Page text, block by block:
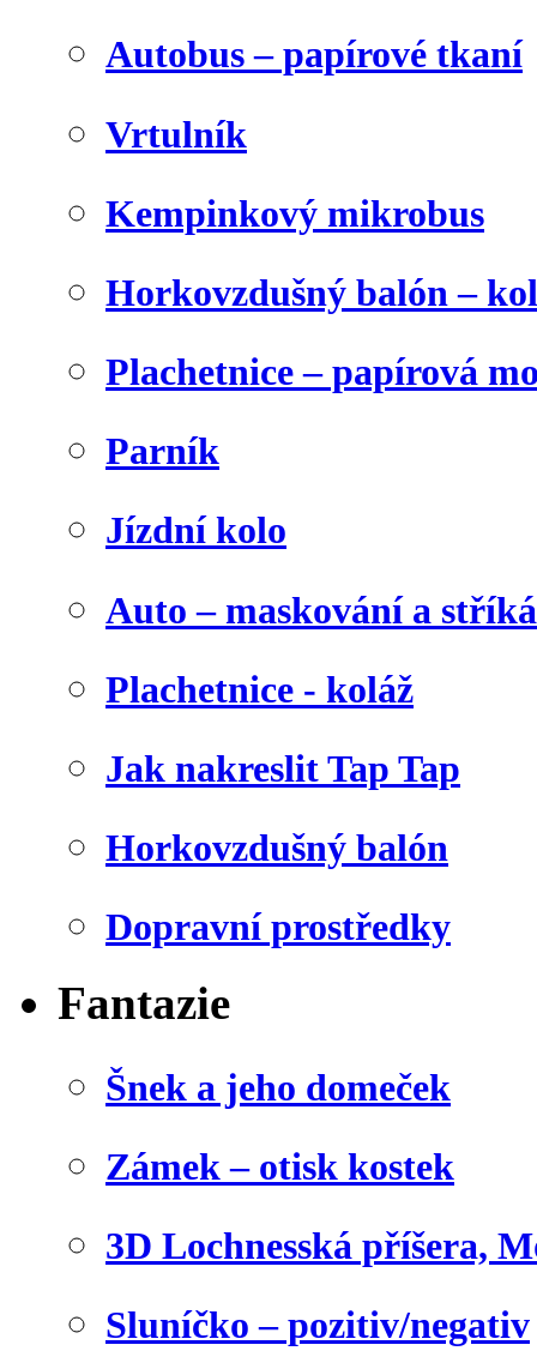
Autobus – papírové tkaní
Vrtulník
Kempinkový mikrobus
Horkovzdušný balón –
Plachetnice – papírová
Parník
Jízdní kolo
Auto – maskování a
Plachetnice - koláž
Jak nakreslit Tap Tap
Horkovzdušný balón
Dopravní prostředky
Fantazie
Šnek a jeho domeček
Zámek – otisk kostek
3D Lochnesská příšera,
Sluníčko – pozitiv/negativ